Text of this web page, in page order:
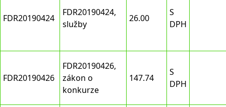
FDR20190424
FDR20190424,
služby
26.00
S
DPH
FDR20190426
FDR20190426,
zákon o
konkurze
147.74
S
DPH